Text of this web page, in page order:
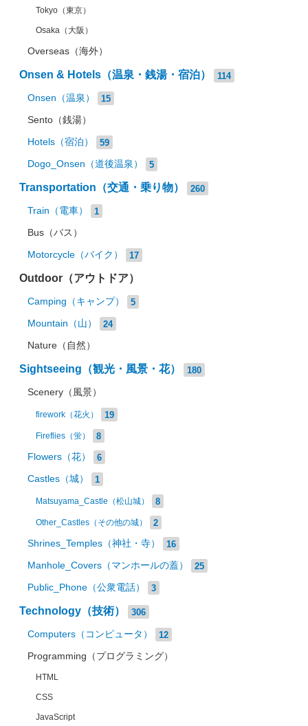
Tokyo（東京）
Osaka（大阪）
Overseas（海外）
Onsen & Hotels（温泉・銭湯・宿泊） 114
Onsen（温泉） 15
Sento（銭湯）
Hotels（宿泊） 59
Dogo_Onsen（道後温泉） 5
Transportation（交通・乗り物） 260
Train（電車） 1
Bus（バス）
Motorcycle（バイク） 17
Outdoor（アウトドア）
Camping（キャンプ） 5
Mountain（山） 24
Nature（自然）
Sightseeing（観光・風景・花） 180
Scenery（風景）
firework（花火） 19
Fireflies（蛍） 8
Flowers（花） 6
Castles（城） 1
Matsuyama_Castle（松山城） 8
Other_Castles（その他の城） 2
Shrines_Temples（神社・寺） 16
Manhole_Covers（マンホールの蓋） 25
Public_Phone（公衆電話） 3
Technology（技術） 306
Computers（コンピュータ） 12
Programming（プログラミング）
HTML
CSS
JavaScript